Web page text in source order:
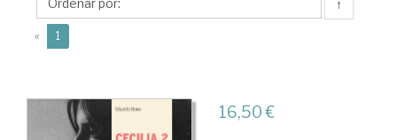
↑
« 1
16,50 €